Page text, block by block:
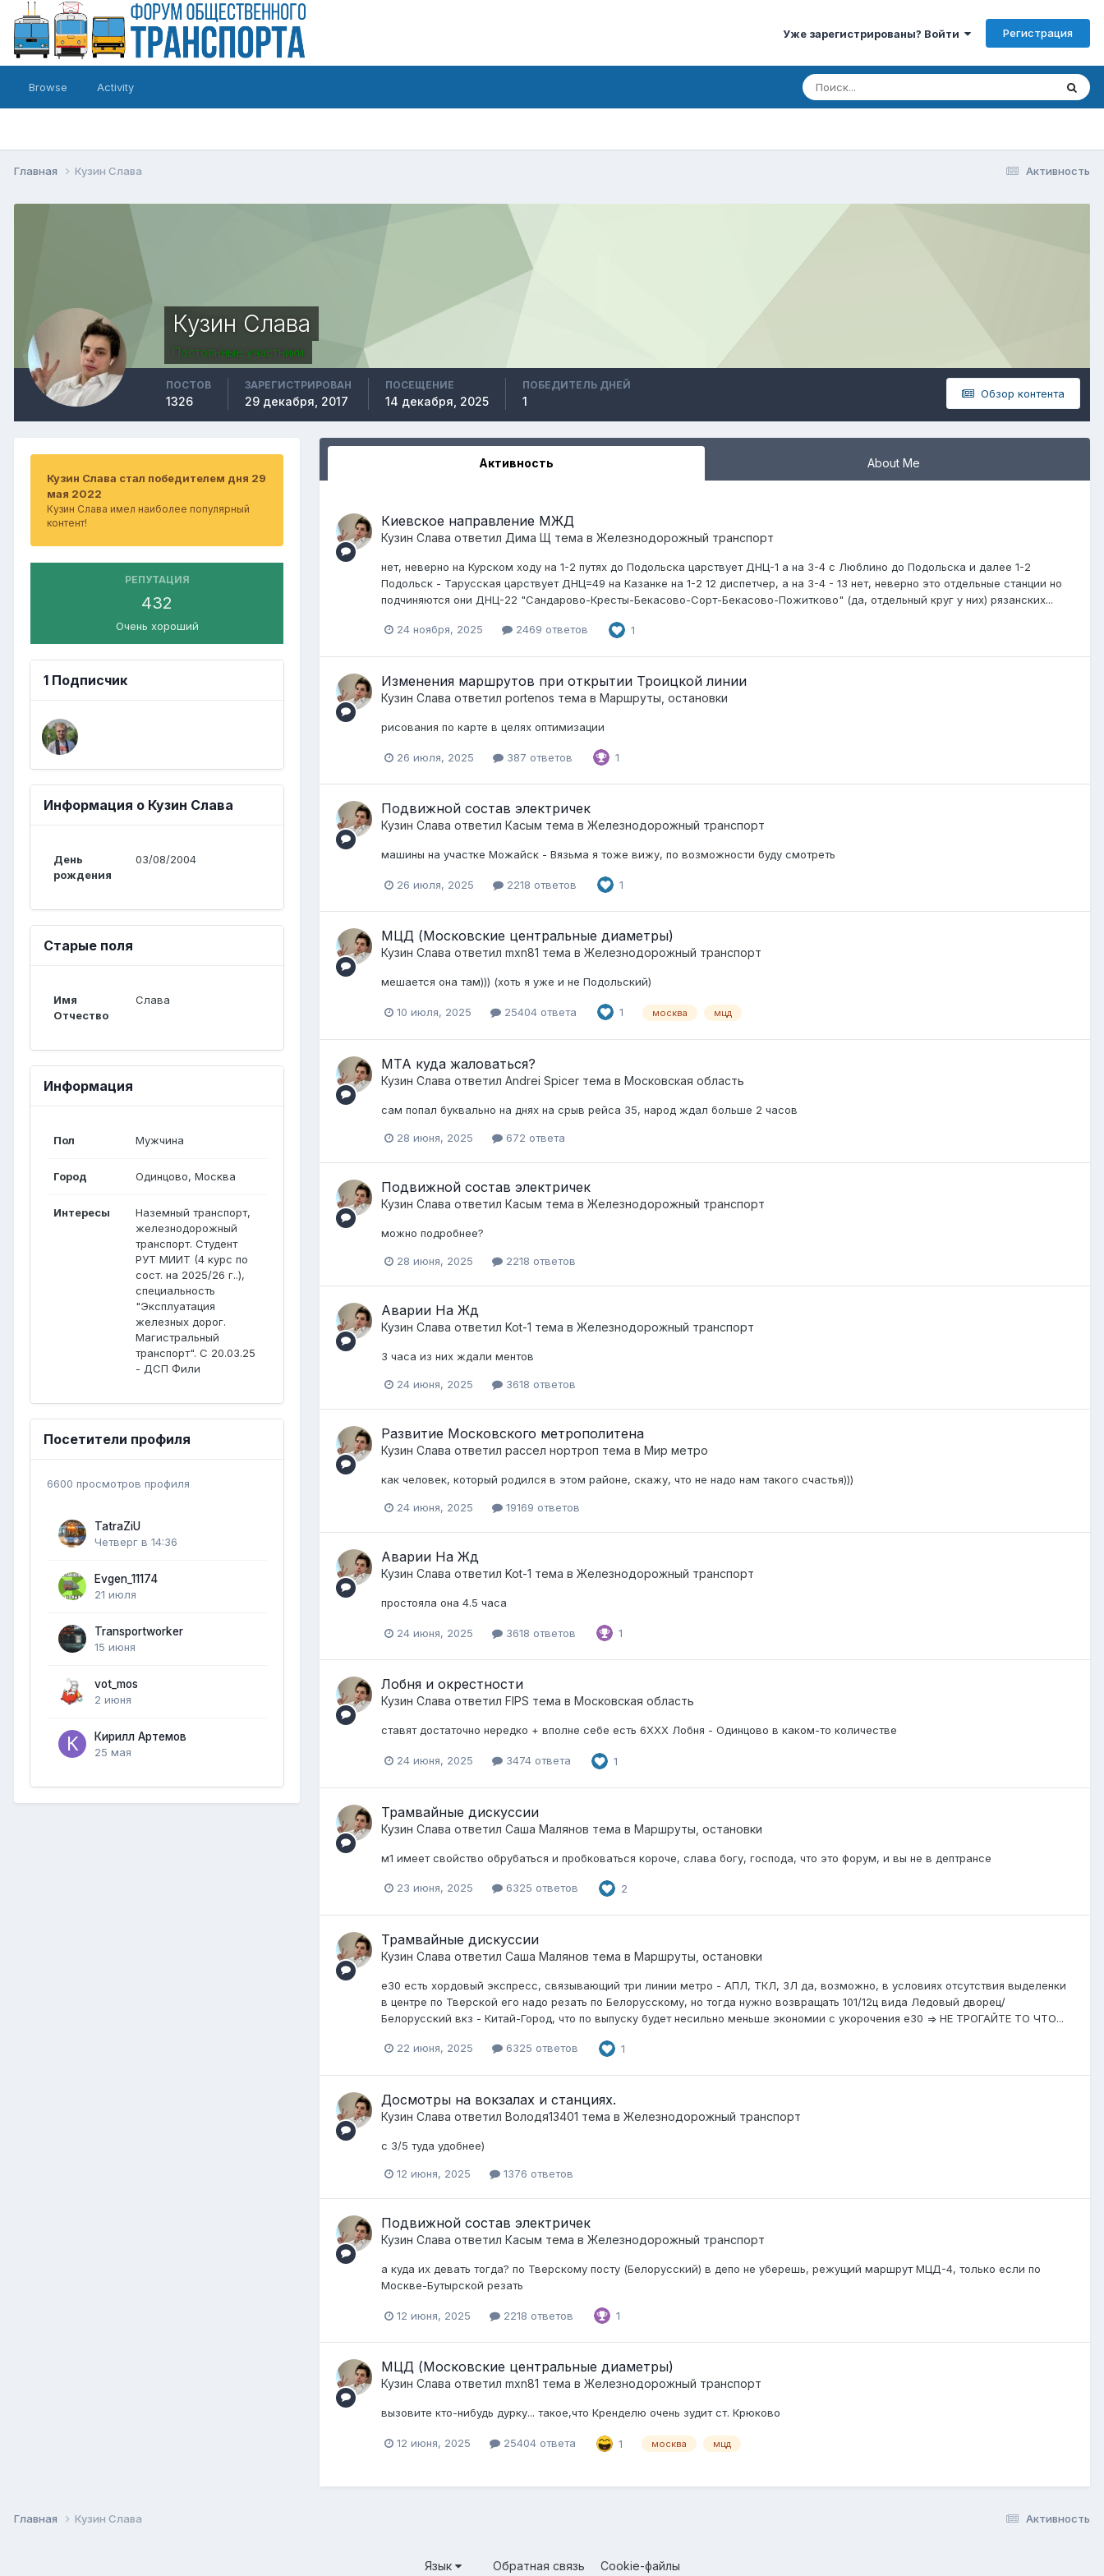
Уже зарегистрированы? Войти Регистрация
Browse Activity
Активность
Главная Кузин Слава
Кузин Слава
Постоянные участники
Обзор контента
ПОСТОВ
1326
ЗАРЕГИСТРИРОВАН
29 декабря, 2017
ПОСЕЩЕНИЕ
14 декабря, 2025
ПОБЕДИТЕЛЬ ДНЕЙ
1
Кузин Слава стал победителем дня 29
мая 2022
Кузин Слава имел наиболее популярный
контент!
РЕПУТАЦИЯ
432
Очень хороший
1 Подписчик
Информация о Кузин Слава
День
рождения
03/08/2004
Старые поля
Имя
Отчество
Слава
Информация
Пол Мужчина
Город Одинцово, Москва
Интересы
Наземный транспорт,
железнодорожный
транспорт. Студент
РУТ МИИТ (4 курс по
сост. на 2025/26 г..),
специальность
"Эксплуатация
железных дорог.
Магистральный
транспорт". С 20.03.25
- ДСП Фили
Посетители профиля
6600 просмотров профиля
TatraZiU
Четверг в 14:36
Evgen_11174
21 июля
Transportworker
15 июня
vot_mos
2 июня
Кирилл Артемов
25 мая
Активность About Me
Киевское направление МЖД
Кузин Слава ответил Дима Щ тема в Железнодорожный транспорт
нет, неверно на Курском ходу на 1-2 путях до Подольска царствует ДНЦ-1 а на 3-4 с Люблино до Подольска и далее 1-2
Подольск - Тарусская царствует ДНЦ=49 на Казанке на 1-2 12 диспетчер, а на 3-4 - 13 нет, неверно это отдельные станции но
подчиняются они ДНЦ-22 "Сандарово-Кресты-Бекасово-Сорт-Бекасово-Пожитково" (да, отдельный круг у них) рязанских...
24 ноября, 2025 2469 ответов 1
Изменения маршрутов при открытии Троицкой линии
Кузин Слава ответил portenos тема в Маршруты, остановки
рисования по карте в целях оптимизации
26 июля, 2025 387 ответов 1
Подвижной состав электричек
Кузин Слава ответил Касым тема в Железнодорожный транспорт
машины на участке Можайск - Вязьма я тоже вижу, по возможности буду смотреть
26 июля, 2025 2218 ответов 1
МЦД (Московские центральные диаметры)
Кузин Слава ответил mxn81 тема в Железнодорожный транспорт
мешается она там))) (хоть я уже и не Подольский)
10 июля, 2025 25404 ответа 1 москва мцд
МТА куда жаловаться?
Кузин Слава ответил Andrei Spicer тема в Московская область
сам попал буквально на днях на срыв рейса 35, народ ждал больше 2 часов
28 июня, 2025 672 ответа
Подвижной состав электричек
Кузин Слава ответил Касым тема в Железнодорожный транспорт
можно подробнее?
28 июня, 2025 2218 ответов
Аварии На Жд
Кузин Слава ответил Kot-1 тема в Железнодорожный транспорт
3 часа из них ждали ментов
24 июня, 2025 3618 ответов
Развитие Московского метрополитена
Кузин Слава ответил рассел нортроп тема в Мир метро
как человек, который родился в этом районе, скажу, что не надо нам такого счастья)))
24 июня, 2025 19169 ответов
Аварии На Жд
Кузин Слава ответил Kot-1 тема в Железнодорожный транспорт
простояла она 4.5 часа
24 июня, 2025 3618 ответов 1
Лобня и окрестности
Кузин Слава ответил FIPS тема в Московская область
ставят достаточно нередко + вполне себе есть 6ХХХ Лобня - Одинцово в каком-то количестве
24 июня, 2025 3474 ответа 1
Трамвайные дискуссии
Кузин Слава ответил Саша Малянов тема в Маршруты, остановки
м1 имеет свойство обрубаться и пробковаться короче, слава богу, господа, что это форум, и вы не в дептрансе
23 июня, 2025 6325 ответов 2
Трамвайные дискуссии
Кузин Слава ответил Саша Малянов тема в Маршруты, остановки
е30 есть хордовый экспресс, связывающий три линии метро - АПЛ, ТКЛ, ЗЛ да, возможно, в условиях отсутствия выделенки
в центре по Тверской его надо резать по Белорусскому, но тогда нужно возвращать 101/12ц вида Ледовый дворец/
Белорусский вкз - Китай-Город, что по выпуску будет несильно меньше экономии с укорочения е30 => НЕ ТРОГАЙТЕ ТО ЧТО...
22 июня, 2025 6325 ответов 1
Досмотры на вокзалах и станциях.
Кузин Слава ответил Володя13401 тема в Железнодорожный транспорт
с 3/5 туда удобнее)
12 июня, 2025 1376 ответов
Подвижной состав электричек
Кузин Слава ответил Касым тема в Железнодорожный транспорт
а куда их девать тогда? по Тверскому посту (Белорусский) в депо не уберешь, режущий маршрут МЦД-4, только если по
Москве-Бутырской резать
12 июня, 2025 2218 ответов 1
МЦД (Московские центральные диаметры)
Кузин Слава ответил mxn81 тема в Железнодорожный транспорт
вызовите кто-нибудь дурку... такое,что Кренделю очень зудит ст. Крюково
12 июня, 2025 25404 ответа 1 москва мцд
Активность
Главная Кузин Слава
Язык Обратная связь Cookie-файлы